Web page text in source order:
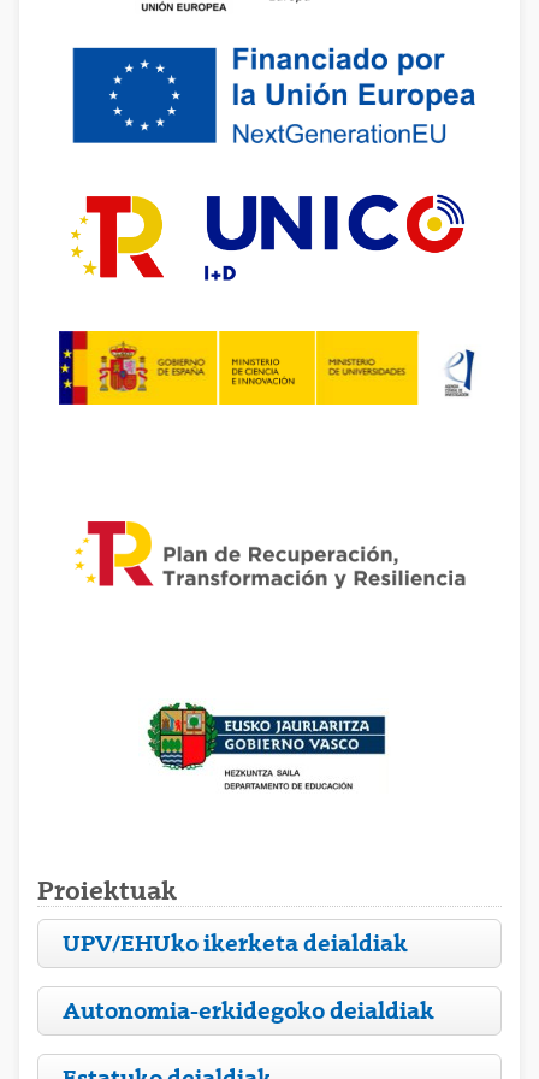
Proiektuak
UPV/EHUko ikerketa deialdiak
Autonomia-erkidegoko deialdiak